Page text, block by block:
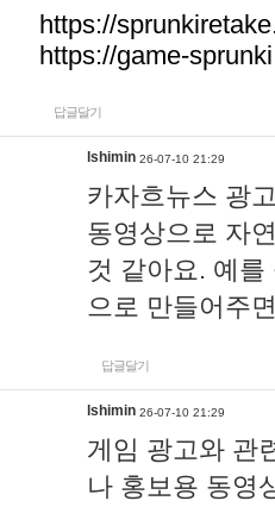
https://
https://game-
답글달기
lshimin 26-07-10 21:29
카자흐뉴스 광
동영상으로 자
것 같아요. 예
으로 만들어주
답글달기
lshimin 26-07-10 21:29
게임 광고와 관
나 홍보용 동영